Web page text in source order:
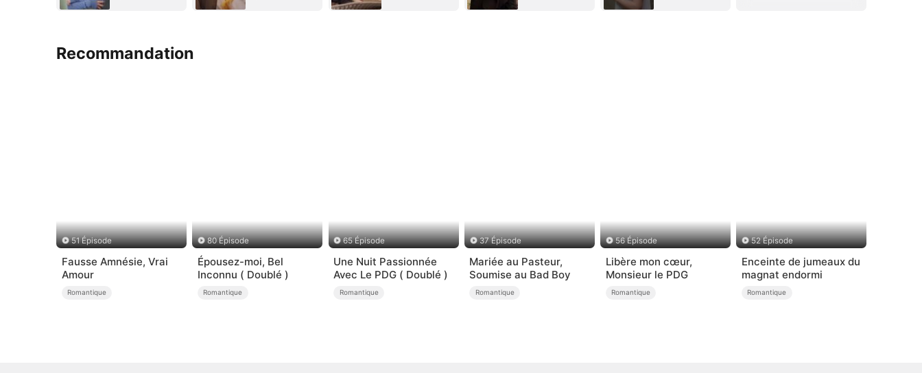
Recommandation
51 Épisode
Fausse Amnésie, Vrai
Amour
Romantique
80 Épisode
Épousez-moi, Bel
Inconnu ( Doublé )
Romantique
65 Épisode
Une Nuit Passionnée
Avec Le PDG ( Doublé )
Romantique
37 Épisode
Mariée au Pasteur,
Soumise au Bad Boy
Romantique
56 Épisode
Libère mon cœur,
Monsieur le PDG
Romantique
52 Épisode
Enceinte de jumeaux du
magnat endormi
Romantique